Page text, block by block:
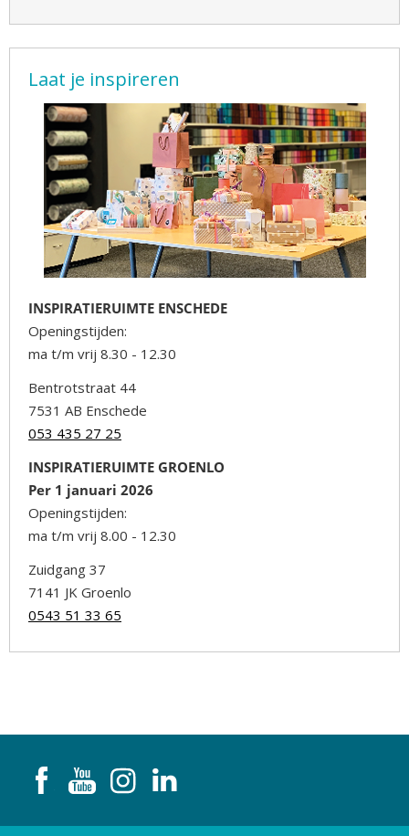
Laat je inspireren
INSPIRATIERUIMTE ENSCHEDE
Openingstijden:
ma t/m vrij 8.30 - 12.30
Bentrotstraat 44
7531 AB Enschede
053 435 27 25
INSPIRATIERUIMTE GROENLO
Per 1 januari 2026
Openingstijden:
ma t/m vrij 8.00 - 12.30
Zuidgang 37
7141 JK Groenlo
0543 51 33 65